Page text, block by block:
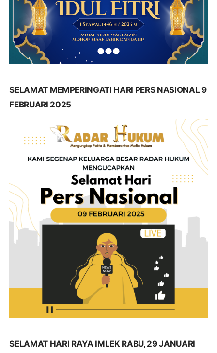
SELAMAT MEMPERINGATI HARI PERS NASIONAL 9
FEBRUARI 2025
SELAMAT HARI RAYA IMLEK RABU, 29 JANUARI